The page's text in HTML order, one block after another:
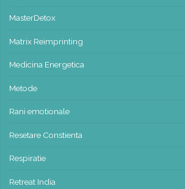
MasterDetox
Matrix Reimprinting
Medicina Energetica
Metode
Rani emotionale
Resetare Constienta
Respiratie
Retreat India